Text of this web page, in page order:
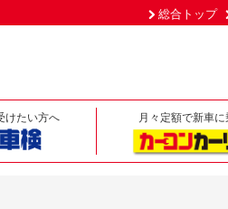
総合トップ
けたい方へ 月々定額で新車に